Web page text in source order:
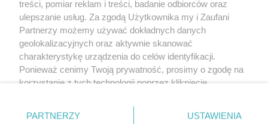
O nas
treści, pomiar reklam i treści, badanie odbiorców oraz
ulepszanie usług. Za zgodą Użytkownika my i Zaufani
Partnerzy możemy używać dokładnych danych
geolokalizacyjnych oraz aktywnie skanować
charakterystykę urządzenia do celów identyfikacji.
Ponieważ cenimy Twoją prywatność, prosimy o zgodę na
korzystanie z tych technologii poprzez kliknięcie
zmienić/wycofać klikając przycisk ustawień prywatności
PARTNERZY USTAWIENIA